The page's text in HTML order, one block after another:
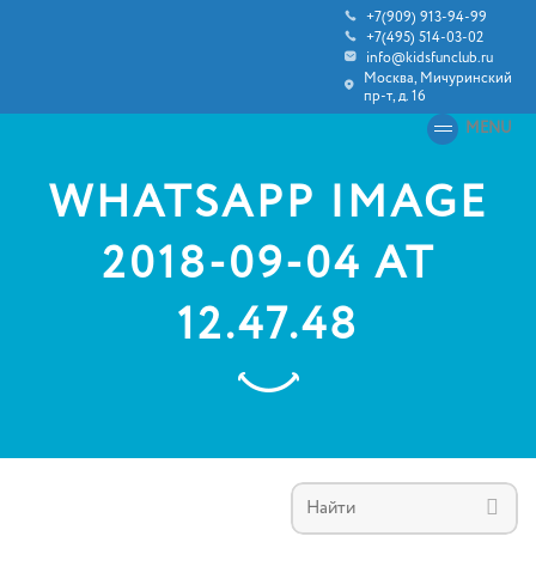
+7(909) 913-94-99
+7(495) 514-03-02
info@kidsfunclub.ru
Москва, Мичуринский
пр-т, д. 16
MENU
WHATSAPP IMAGE
2018-09-04 AT
12.47.48